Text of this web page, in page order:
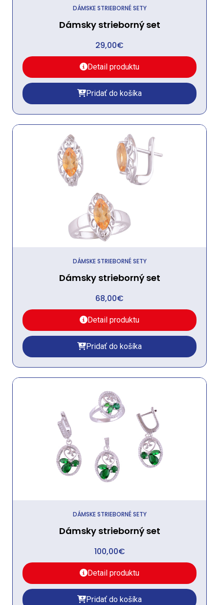
DÁMSKE STRIEBORNÉ SETY
Dámsky strieborný set
29,00€
Detail produktu
Pridať do košíka
DÁMSKE STRIEBORNÉ SETY
Dámsky strieborný set
68,00€
Detail produktu
Pridať do košíka
DÁMSKE STRIEBORNÉ SETY
Dámsky strieborný set
100,00€
Detail produktu
Pridať do košíka